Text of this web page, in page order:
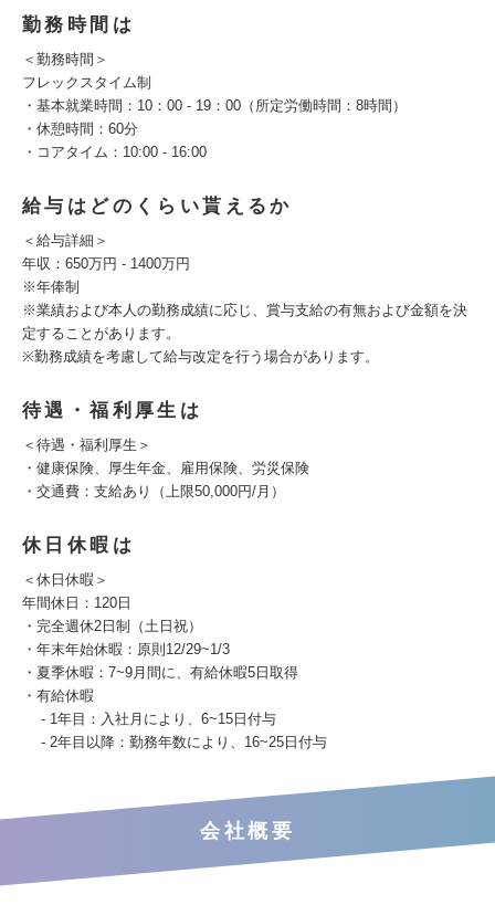
勤務時間は
＜勤務時間＞
フレックスタイム制
・基本就業時間：10：00 - 19：00（所定労働時間：8時間）
・休憩時間：60分
・コアタイム：10:00 - 16:00
給与はどのくらい貰えるか
＜給与詳細＞
年収：650万円 - 1400万円
※年俸制
※業績および本人の勤務成績に応じ、賞与支給の有無および金額を決
定することがあります。
※勤務成績を考慮して給与改定を行う場合があります。
待遇・福利厚生は
＜待遇・福利厚生＞
・健康保険、厚生年金、雇用保険、労災保険
・交通費：支給あり（上限50,000円/月）
休日休暇は
＜休日休暇＞
年間休日：120日
・完全週休2日制（土日祝）
・年末年始休暇：原則12/29~1/3
・夏季休暇：7~9月間に、有給休暇5日取得
・有給休暇
- 1年目：入社月により、6~15日付与
- 2年目以降：勤務年数により、16~25日付与
会社概要